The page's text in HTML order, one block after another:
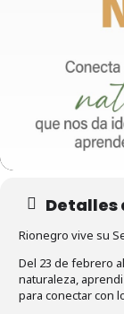
Detalles
Rionegro vive su
Del 23 de febrero
naturaleza,
para conectar con